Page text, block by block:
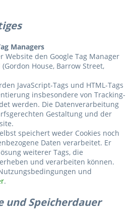
Managers
den Google Tag Manager
House, Barrow Street,
JavaScript-Tags und HTML-Tags
insbesondere von Tracking-
werden. Die Datenverarbeitung
Gestaltung und der
speichert weder Cookies noch
Daten verarbeitet. Er
weiterer Tags, die
und verarbeiten können.
und
.
und Speicherdauer